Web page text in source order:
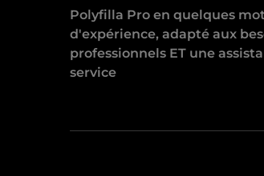
Polyfilla Pro en quelques
d'expérience, adapté aux
professionnels ET une
service